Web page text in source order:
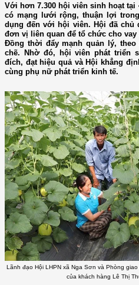
Với hơn 7.300 hội viên sinh hoạt tại
có mạng lưới rộng, thuận lợi
dụng đến với hội viên. Hội đã
đơn vị liên quan để tổ chức cho
Đồng thời đẩy mạnh quản lý,
chẽ. Nhờ đó, hội viên phát triển
đích, đạt hiệu quả và Hội khẳng
cùng phụ nữ phát triển kinh tế.
Lãnh đạo Hội LHPN xã Nga Sơn và Phòng
của khách hàng Lê Thị